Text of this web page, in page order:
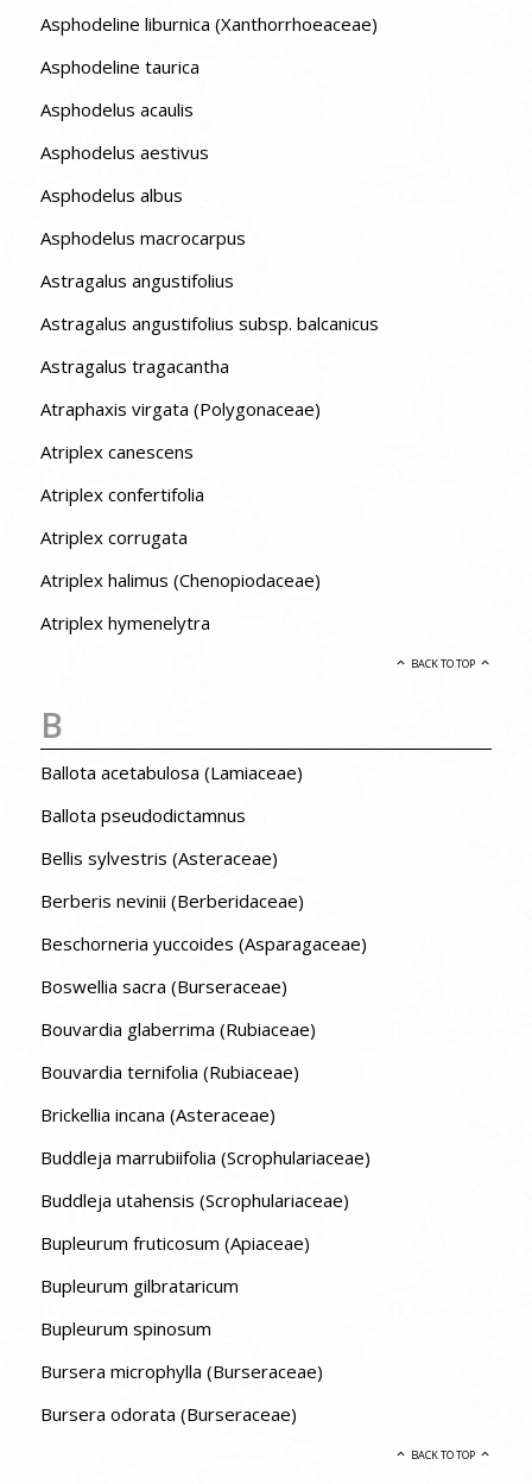
Asphodeline liburnica (Xanthorrhoeaceae)
Asphodeline taurica
Asphodelus acaulis
Asphodelus aestivus
Asphodelus albus
Asphodelus macrocarpus
Astragalus angustifolius
Astragalus angustifolius subsp. balcanicus
Astragalus tragacantha
Atraphaxis virgata (Polygonaceae)
Atriplex canescens
Atriplex confertifolia
Atriplex corrugata
Atriplex halimus (Chenopiodaceae)
Atriplex hymenelytra
BACK TO TOP
B
Ballota acetabulosa (Lamiaceae)
Ballota pseudodictamnus
Bellis sylvestris (Asteraceae)
Berberis nevinii (Berberidaceae)
Beschorneria yuccoides (Asparagaceae)
Boswellia sacra (Burseraceae)
Bouvardia glaberrima (Rubiaceae)
Bouvardia ternifolia (Rubiaceae)
Brickellia incana (Asteraceae)
Buddleja marrubiifolia (Scrophulariaceae)
Buddleja utahensis (Scrophulariaceae)
Bupleurum fruticosum (Apiaceae)
Bupleurum gilbrataricum
Bupleurum spinosum
Bursera microphylla (Burseraceae)
Bursera odorata (Burseraceae)
BACK TO TOP